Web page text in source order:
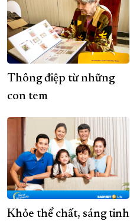
Thông điệp từ những
con tem
Khỏe thể chất, sáng tinh